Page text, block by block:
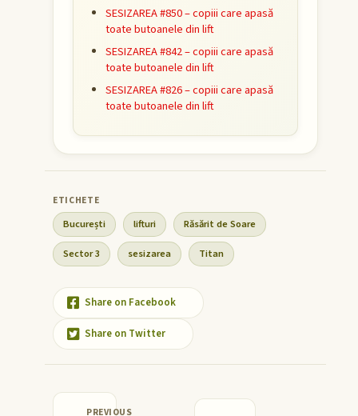
SESIZAREA #850 – copiii care apasă
toate butoanele din lift
SESIZAREA #842 – copiii care apasă
toate butoanele din lift
SESIZAREA #826 – copiii care apasă
toate butoanele din lift
București lifturi Răsărit de Soare
Sector 3 sesizarea Titan
Share on Facebook
Share on Twitter
PREVIOUS